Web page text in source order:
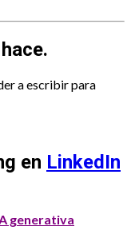
a escribir para
en LinkedIn
generativa